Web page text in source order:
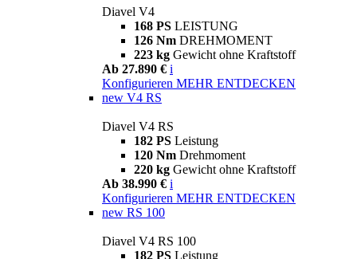
Diavel V4
168 PS LEISTUNG
126 Nm DREHMOMENT
223 kg Gewicht ohne Kraftstoff
Ab 27.890 € i
Konfigurieren MEHR ENTDECKEN
new V4 RS
Diavel V4 RS
182 PS Leistung
120 Nm Drehmoment
220 kg Gewicht ohne Kraftstoff
Ab 38.990 € i
Konfigurieren MEHR ENTDECKEN
new RS 100
Diavel V4 RS 100
182 PS Leistung